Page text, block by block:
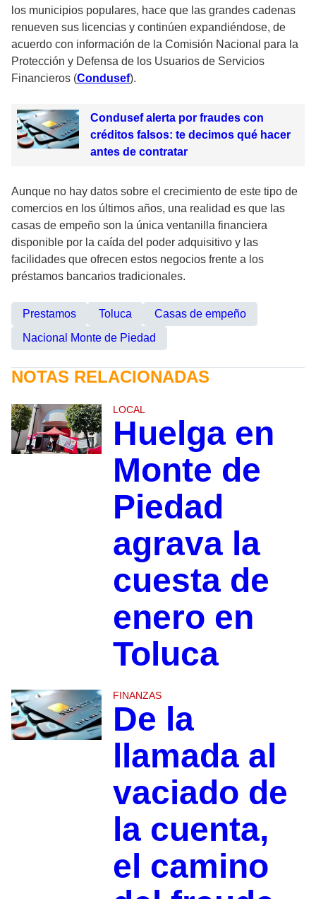
los municipios populares, hace que las grandes cadenas
renueven sus licencias y continúen expandiéndose, de
acuerdo con información de la Comisión Nacional para la
Protección y Defensa de los Usuarios de Servicios
Financieros (Condusef).
Condusef alerta por fraudes con
créditos falsos: te decimos qué hacer
antes de contratar
Aunque no hay datos sobre el crecimiento de este tipo de
comercios en los últimos años, una realidad es que las
casas de empeño son la única ventanilla financiera
disponible por la caída del poder adquisitivo y las
facilidades que ofrecen estos negocios frente a los
préstamos bancarios tradicionales.
Prestamos Toluca
Casas de empeño
Nacional Monte de Piedad
NOTAS RELACIONADAS
LOCAL
Huelga en
Monte de
Piedad
agrava la
cuesta de
enero en
Toluca
FINANZAS
De la
llamada al
vaciado de
la cuenta,
el camino